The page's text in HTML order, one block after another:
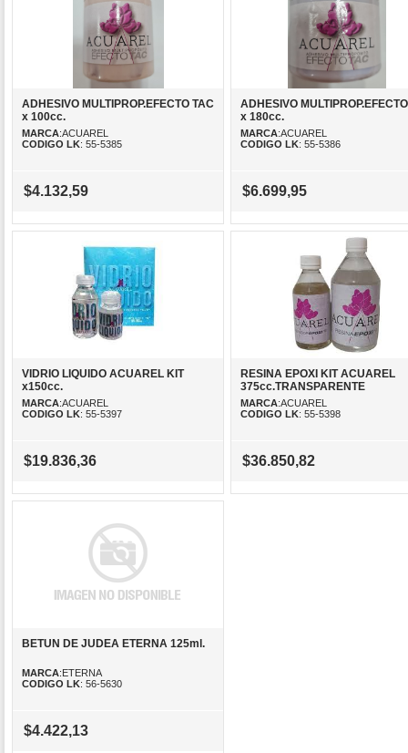
ADHESIVO MULTIPROP.EFECTO TAC
x 100cc.
MARCA:ACUAREL
CODIGO LK: 55-5385
$4.132,59
ADHESIVO
x 180cc.
MARCA:ACUAREL
CODIGO LK: 55-5386
$6.699,95
VIDRIO LIQUIDO ACUAREL KIT
x150cc.
MARCA:ACUAREL
CODIGO LK: 55-5397
$19.836,36
RESINA EPOXI KIT ACUAREL
375cc.TRANSPARENTE
MARCA:ACUAREL
CODIGO LK: 55-5398
$36.850,82
BETUN DE JUDEA ETERNA 125ml.
MARCA:ETERNA
CODIGO LK: 56-5630
$4.422,13